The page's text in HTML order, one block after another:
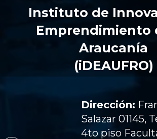
Instituto de
Emprendimiento
Araucanía
(iDEAUFRO)
Dirección:
Salazar 01145,
4to piso